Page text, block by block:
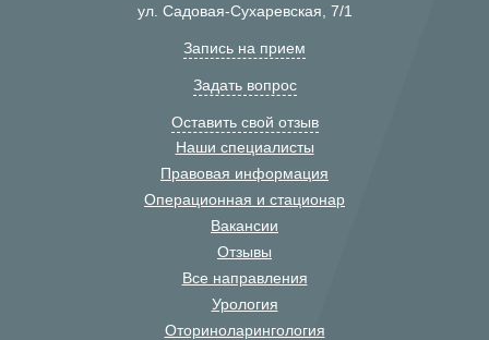
ул. Садовая-Сухаревская, 7/1
Запись на прием
Задать вопрос
Оставить свой отзыв
Наши специалисты
Правовая информация
Операционная и стационар
Вакансии
Отзывы
Все направления
Урология
Оториноларингология